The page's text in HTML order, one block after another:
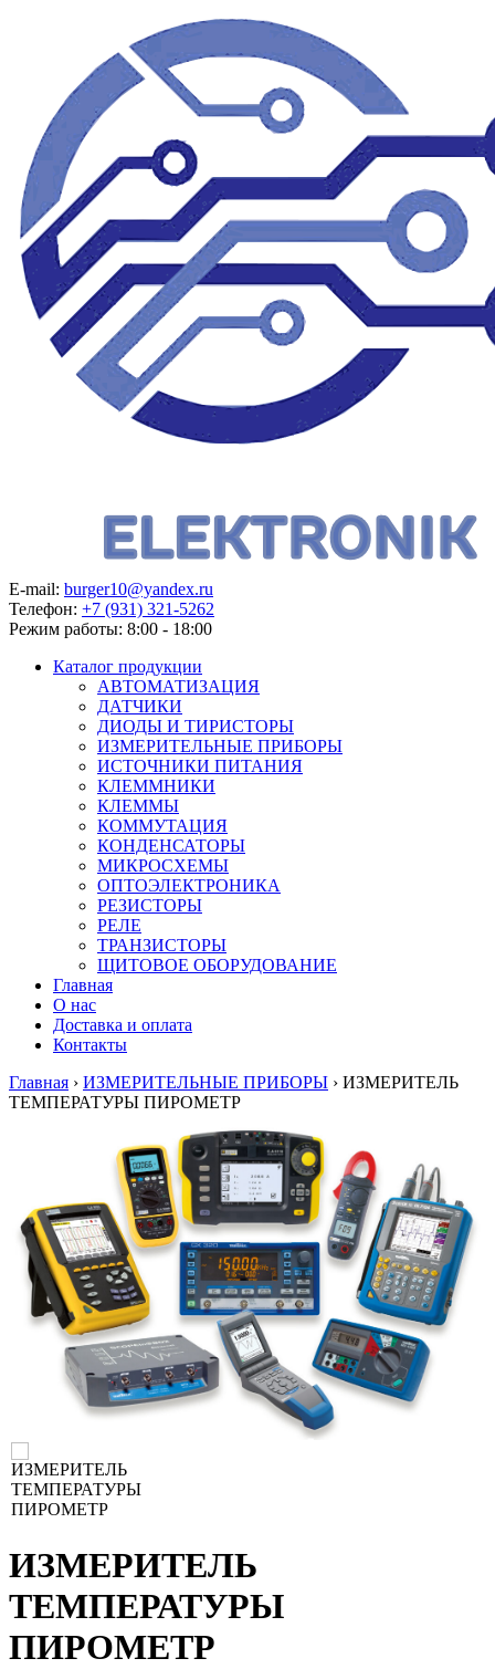
E-mail: burger10@yandex.ru
Телефон: +7 (931) 321-5262
Режим работы: 8:00 - 18:00
Каталог продукции
АВТОМАТИЗАЦИЯ
ДАТЧИКИ
ДИОДЫ И ТИРИСТОРЫ
ИЗМЕРИТЕЛЬНЫЕ ПРИБОРЫ
ИСТОЧНИКИ ПИТАНИЯ
КЛЕММНИКИ
КЛЕММЫ
КОММУТАЦИЯ
КОНДЕНСАТОРЫ
МИКРОСХЕМЫ
ОПТОЭЛЕКТРОНИКА
РЕЗИСТОРЫ
РЕЛЕ
ТРАНЗИСТОРЫ
ЩИТОВОЕ ОБОРУДОВАНИЕ
Главная
О нас
Доставка и оплата
Контакты
Главная › ИЗМЕРИТЕЛЬНЫЕ ПРИБОРЫ › ИЗМЕРИТЕЛЬ
ТЕМПЕРАТУРЫ ПИРОМЕТР
ИЗМЕРИТЕЛЬ
ТЕМПЕРАТУРЫ
ПИРОМЕТР